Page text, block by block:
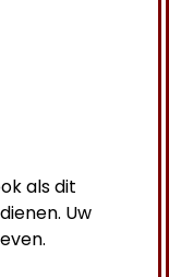
als dit
Uw